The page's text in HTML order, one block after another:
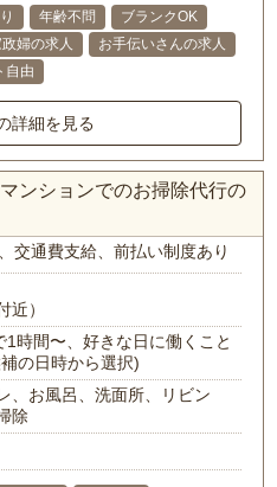
年齢不問
ブランクOK
婦の求人
お手伝いさんの求人
自由
詳細を見る
ンションでのお掃除代行の
、交通費支給、前払い制度あり
近）
時間〜、好きな日に働くこと
の日時から選択)
、お風呂、洗面所、リビン
除